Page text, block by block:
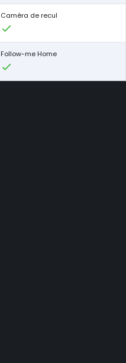
Caméra de recul
Follow-me Home